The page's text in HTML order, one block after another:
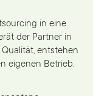
in eine
der Partner in
entstehen
eigenen Betrieb.